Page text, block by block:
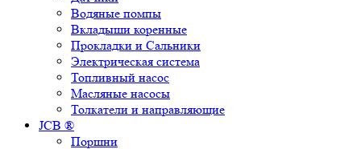
Водяные помпы
Вкладыши коренные
Прокладки и Сальники
Электрическая система
Топливный насос
Масляные насосы
Толкатели и направляющие
JCB ®
Поршни